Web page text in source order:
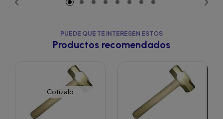
PUEDE QUE TE INTERESEN ESTOS
Productos recomendados
Cotízalo